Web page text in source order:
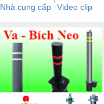
Nhà cung cấp Video clip